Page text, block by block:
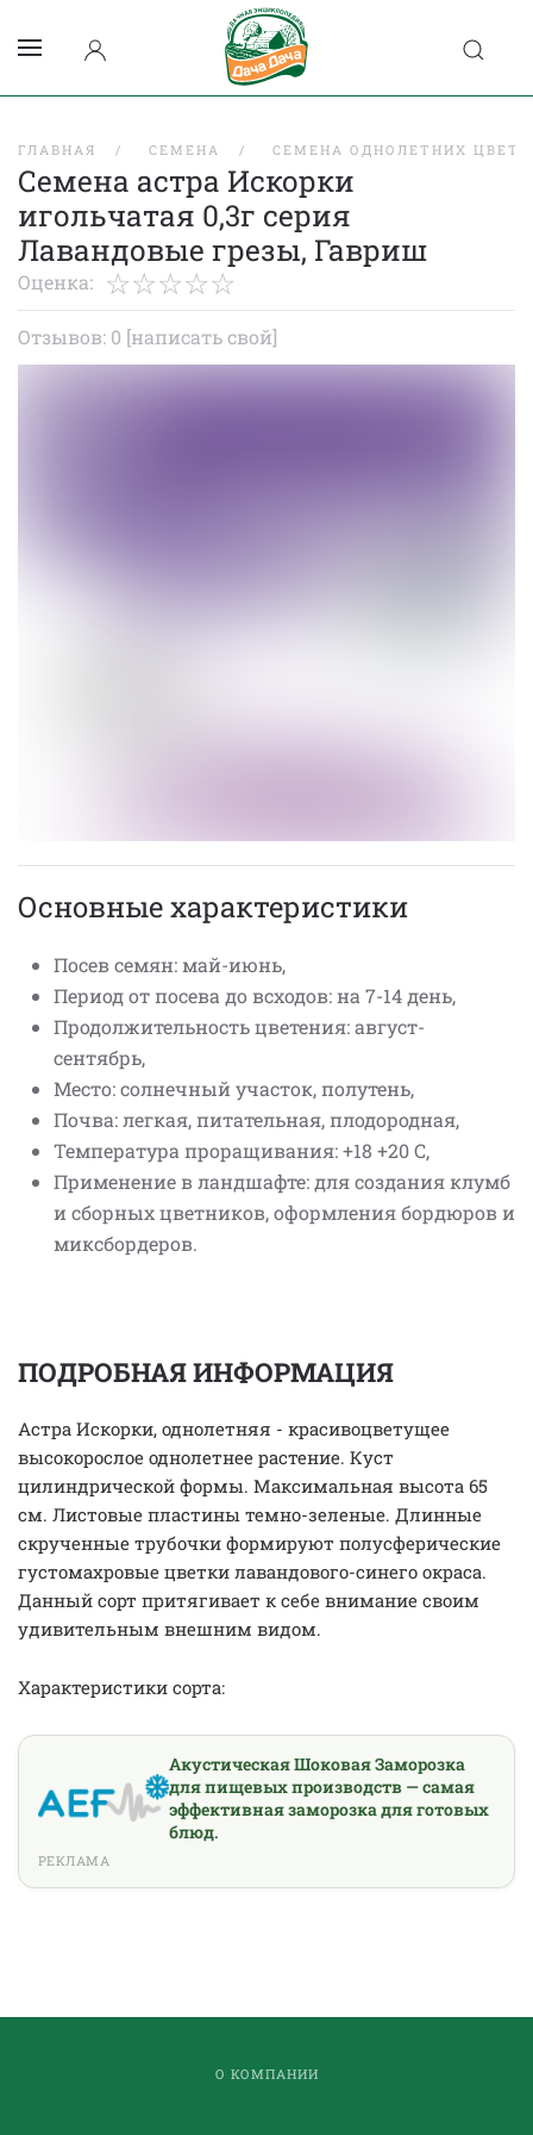
ГЛАВНАЯ СЕМЕНА СЕМЕНА ОДНОЛЕТНИХ
Семена астра Искорки
игольчатая 0,3г серия
Лавандовые грезы, Гавриш
Оценка:
Отзывов: 0 [написать свой]
Основные характеристики
Посев семян: май-июнь,
Период от посева до всходов: на 7-14 день,
Продолжительность цветения: август-
сентябрь,
Место: солнечный участок, полутень,
Почва: легкая, питательная, плодородная,
Температура проращивания: +18 +20 С,
Применение в ландшафте: для создания клумб
и сборных цветников, оформления бордюров и
миксбордеров.
ПОДРОБНАЯ ИНФОРМАЦИЯ
Астра Искорки, однолетняя - красивоцветущее
высокорослое однолетнее растение. Куст
цилиндрической формы. Максимальная высота 65
см. Листовые пластины темно-зеленые. Длинные
скрученные трубочки формируют полусферические
густомахровые цветки лавандового-синего окраса.
Данный сорт притягивает к себе внимание своим
удивительным внешним видом.
Характеристики сорта:
Акустическая Шоковая Заморозка
для пищевых производств — самая
эффективная заморозка для готовых
блюд.
РЕКЛАМА
О КОМПАНИИ